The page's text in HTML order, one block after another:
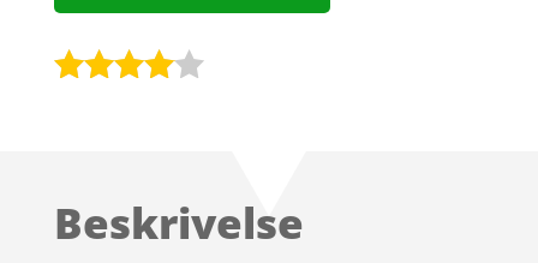
på
Beskrivelse